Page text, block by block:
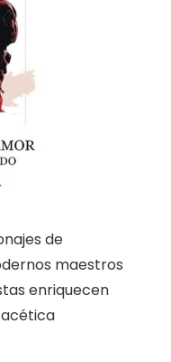
de
maestros
enriquecen